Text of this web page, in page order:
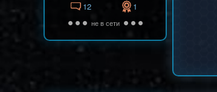
12 1
не в сети